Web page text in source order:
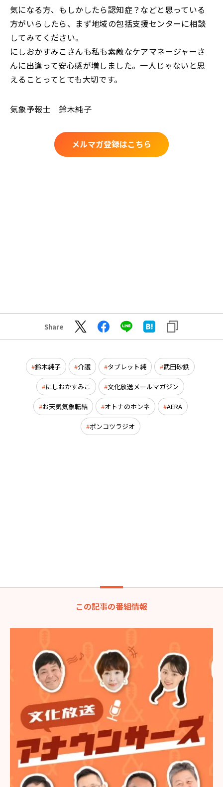
気になる方、もしかしたら認知症？などと思っている
方がいらしたら、まず地域の包括支援センターに相談
してみてください。
にしおかすみこさんも私も素敵なケアマネージャーさ
んに出逢って安心感が増しました。一人じゃないと思
えることってとても大切です。
気象予報士 鈴木純子
メルマガ登録はこちら
Share
鈴木純子 介護 タブレット純 武田砂鉄
にしおかすみこ 文化放送メールマガジン
お天気気象転結 オトナのホンネ AERA
ポンコツラジオ
この記事の番組情報